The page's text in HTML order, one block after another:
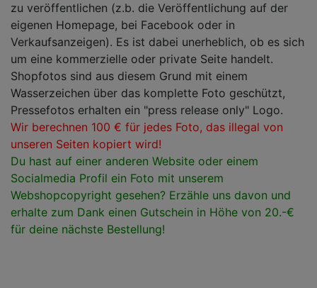
zu veröffentlichen (z.b. die Veröffentlichung auf der
eigenen Homepage, bei Facebook oder in
Verkaufsanzeigen). Es ist dabei unerheblich, ob es sich
um eine kommerzielle oder private Seite handelt.
Shopfotos sind aus diesem Grund mit einem
Wasserzeichen über das komplette Foto geschützt,
Pressefotos erhalten ein "press release only" Logo.
Wir berechnen 100 € für jedes Foto, das illegal von
unseren Seiten kopiert wird!
Du hast auf einer anderen Website oder einem
Socialmedia Profil ein Foto mit unserem
Webshopcopyright gesehen? Erzähle uns davon und
erhalte zum Dank einen Gutschein in Höhe von 20.-€
für deine nächste Bestellung!